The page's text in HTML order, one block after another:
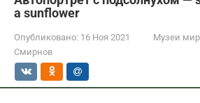
a sunflower
Опубликовано: 16 Ноя 2021 Музеи
Смирнов